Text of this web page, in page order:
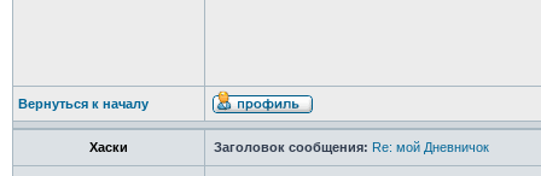
Вернуться к началу
Хаски Заголовок сообщения: Re: мой Дневничок